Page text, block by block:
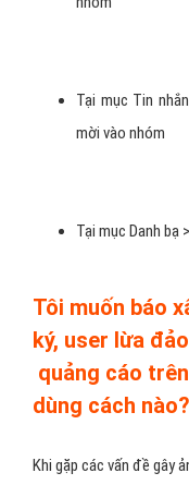
Tại mục Tin
mời vào nhóm
Tại mục Danh bạ
Tôi muốn báo
ký, user lừa
quảng cáo
dùng cách nào?
Khi gặp các vấn đề gây